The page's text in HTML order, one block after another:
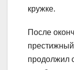
кружке.
После
престижный
продолжил